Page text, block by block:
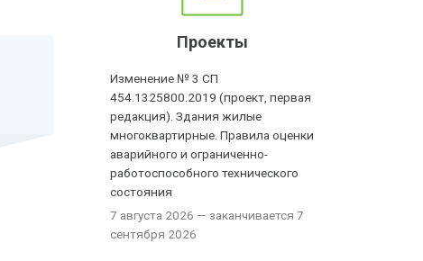
Проекты
Изменение № 3 СП
454.1325800.2019 (проект, первая
редакция). Здания жилые
многоквартирные. Правила оценки
аварийного и ограниченно-
работоспособного технического
состояния
7 августа 2026 — заканчивается 7
сентября 2026